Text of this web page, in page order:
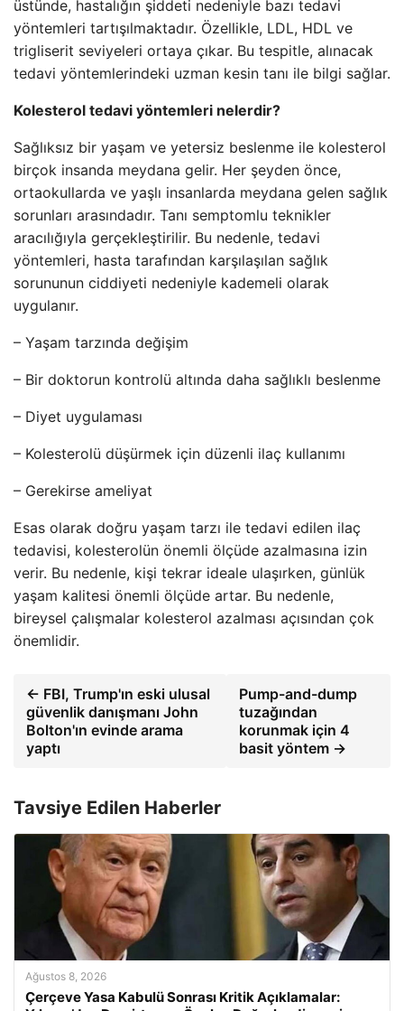
üstünde, hastalığın şiddeti nedeniyle bazı tedavi
yöntemleri tartışılmaktadır. Özellikle, LDL, HDL ve
trigliserit seviyeleri ortaya çıkar. Bu tespitle, alınacak
tedavi yöntemlerindeki uzman kesin tanı ile bilgi sağlar.
Kolesterol tedavi yöntemleri nelerdir?
Sağlıksız bir yaşam ve yetersiz beslenme ile kolesterol
birçok insanda meydana gelir. Her şeyden önce,
ortaokullarda ve yaşlı insanlarda meydana gelen sağlık
sorunları arasındadır. Tanı semptomlu teknikler
aracılığıyla gerçekleştirilir. Bu nedenle, tedavi
yöntemleri, hasta tarafından karşılaşılan sağlık
sorununun ciddiyeti nedeniyle kademeli olarak
uygulanır.
– Yaşam tarzında değişim
– Bir doktorun kontrolü altında daha sağlıklı beslenme
– Diyet uygulaması
– Kolesterolü düşürmek için düzenli ilaç kullanımı
– Gerekirse ameliyat
Esas olarak doğru yaşam tarzı ile tedavi edilen ilaç
tedavisi, kolesterolün önemli ölçüde azalmasına izin
verir. Bu nedenle, kişi tekrar ideale ulaşırken, günlük
yaşam kalitesi önemli ölçüde artar. Bu nedenle,
bireysel çalışmalar kolesterol azalması açısından çok
önemlidir.
← FBI, Trump'ın eski ulusal
güvenlik danışmanı John
Bolton'ın evinde arama
yaptı
Pump-and-dump
tuzağından
korunmak için 4
basit yöntem →
Tavsiye Edilen Haberler
Ağustos 8, 2026
Çerçeve Yasa Kabulü Sonrası Kritik Açıklamalar: